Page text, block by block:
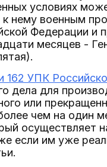
условиях
нему военным
Федерации и
месяцев -
162 УПК
дела для
или
чем на один
осуществляет
если им уже